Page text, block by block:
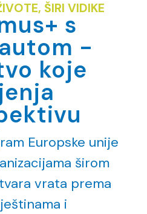
ŠIRI VIDIKE
s
-
koje
Europske unije
širom
vrata prema
i